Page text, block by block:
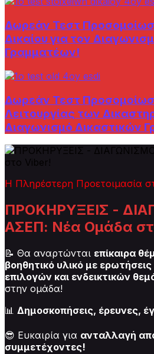
Δωρεάν Τεστ
Δικαίου για τον
Γραμματέων!
Δωρεάν Τεστ
Λειτουργίας των
Διαγωνισμό Δικαστικών
Η Πληρέστερη Προετοιμασία
ΠΡΟΚΗΡΥΞΕΙΣ -
ΑΣΕΠ: Νέα Ομάδα
📝 Θα αναρτώνται επίκαιρα
βοηθητικό υλικό με
επιλογών και ενδεικτικών
στην ομάδα!
📊 Δημοσκοπήσεις, έρευνες,
😎 Ευκαιρία για ανταλλαγή
συμμετέχοντες!